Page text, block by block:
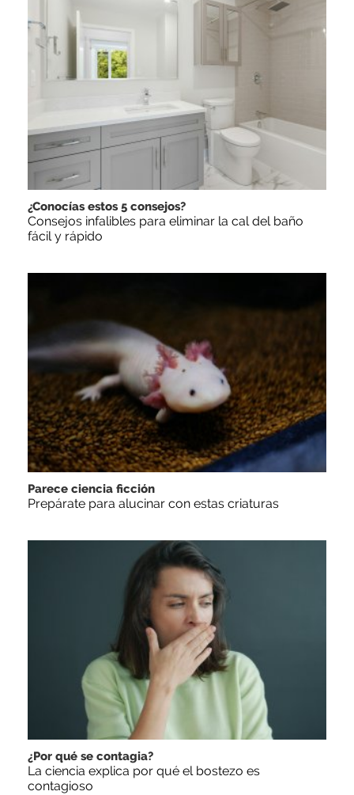
¿Conocías estos 5 consejos?
Consejos infalibles para eliminar la cal del baño
fácil y rápido
Parece ciencia ficción
Prepárate para alucinar con estas criaturas
¿Por qué se contagia?
La ciencia explica por qué el bostezo es
contagioso